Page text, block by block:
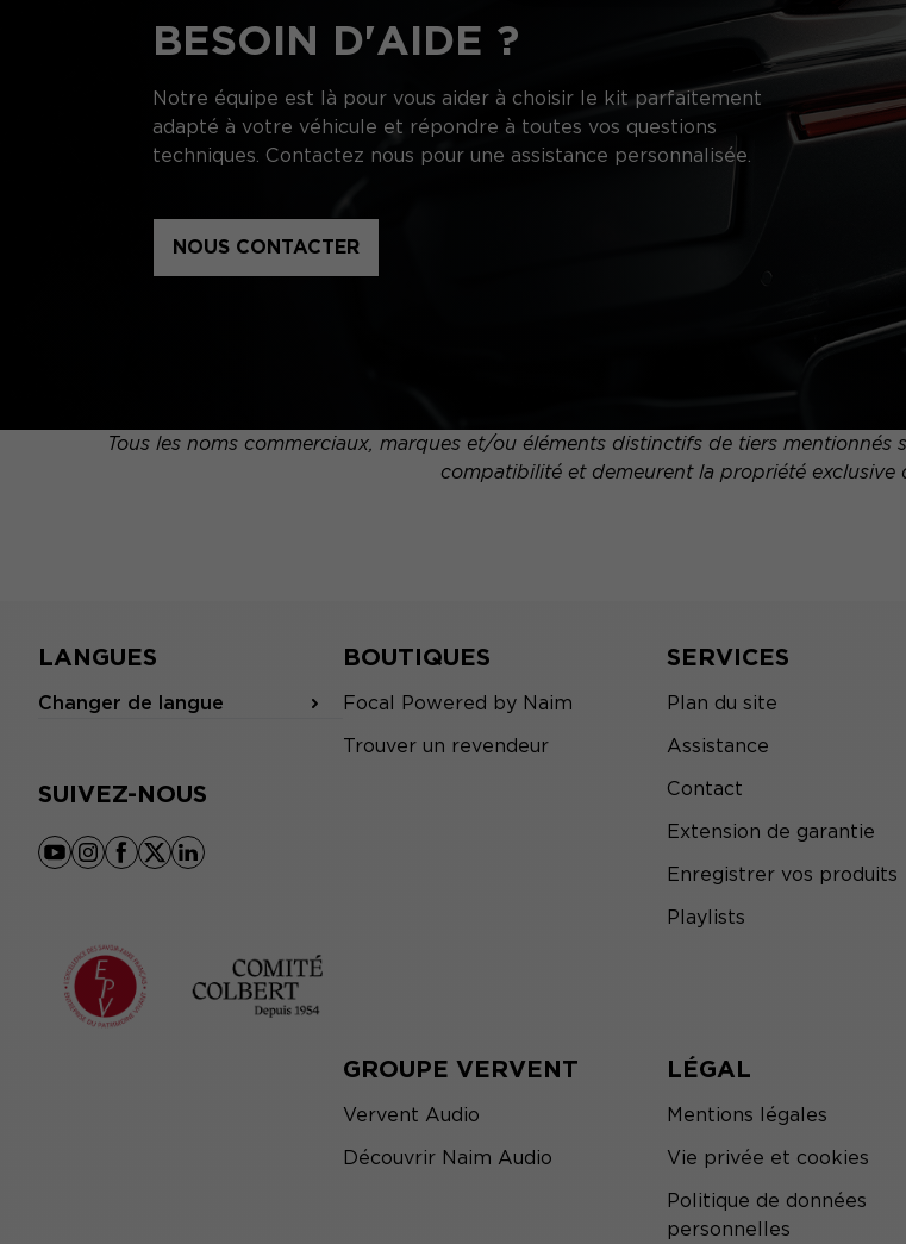
BESOIN D'AIDE ?
Notre équipe est là pour vous aider à choisir le kit parfaitement
adapté à votre véhicule et répondre à toutes vos questions
techniques. Contactez nous pour une assistance personnalisée.
NOUS CONTACTER
Tous les noms commerciaux, marques et/ou éléments distinctifs de tiers
compatibilité et demeurent la propriété exclusive
LANGUES
Changer de langue
SUIVEZ-NOUS
youtube
instagram
facebook
x linkedin
BOUTIQUES
Focal Powered by Naim
Trouver un revendeur
SERVICES
Plan du site
Assistance
Contact
Extension de garantie
Enregistrer vos produits
Playlists
GROUPE VERVENT
Vervent Audio
Découvrir Naim Audio
LÉGAL
Mentions légales
Vie privée et cookies
Politique de données
personnelles